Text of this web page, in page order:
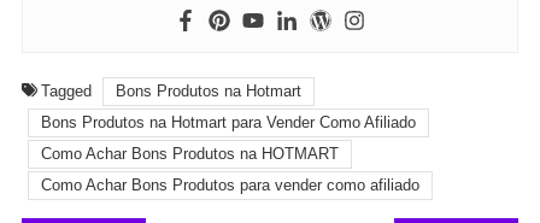
Tagged
Bons Produtos na Hotmart
Bons Produtos na Hotmart para Vender Como Afiliado
Como Achar Bons Produtos na HOTMART
Como Achar Bons Produtos para vender como afiliado